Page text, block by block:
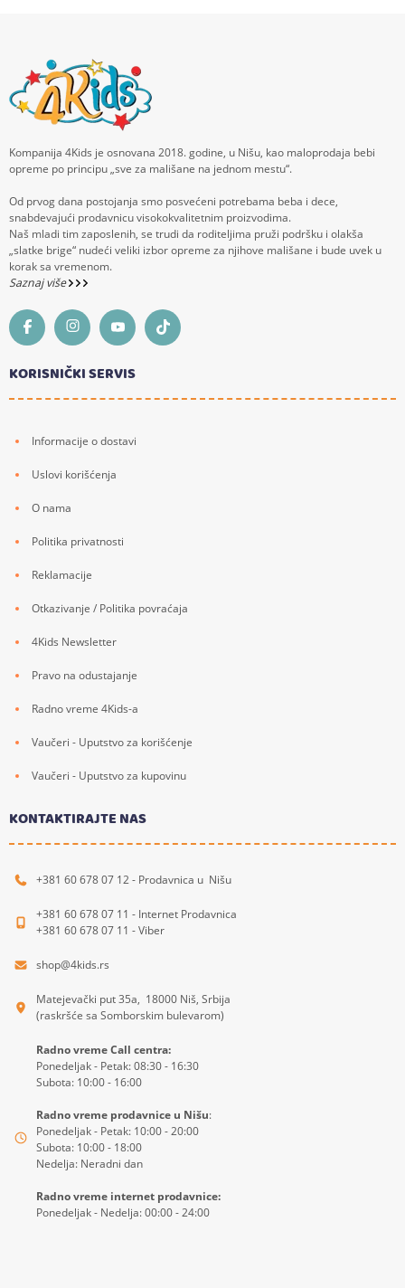
Kompanija 4Kids je osnovana 2018. godine, u Nišu, kao maloprodaja bebi
opreme po principu „sve za mališane na jednom mestu“.
Od prvog dana postojanja smo posvećeni potrebama beba i dece,
snabdevajući prodavnicu visokokvalitetnim proizvodima.
Naš mladi tim zaposlenih, se trudi da roditeljima pruži podršku i olakša
„slatke brige“ nudeći veliki izbor opreme za njihove mališane i bude uvek u
korak sa vremenom.
Saznaj više
KORISNIČKI SERVIS
Informacije o dostavi
Uslovi korišćenja
O nama
Politika privatnosti
Reklamacije
Otkazivanje / Politika povraćaja
4Kids Newsletter
Pravo na odustajanje
Radno vreme 4Kids-a
Vaučeri - Uputstvo za korišćenje
Vaučeri - Uputstvo za kupovinu
KONTAKTIRAJTE NAS
+381 60 678 07 12 - Prodavnica u Nišu
+381 60 678 07 11 - Internet Prodavnica
+381 60 678 07 11 - Viber
shop@4kids.rs
Matejevački put 35a, 18000 Niš, Srbija
(raskršće sa Somborskim bulevarom)
Radno vreme Call centra:
Ponedeljak - Petak: 08:30 - 16:30
Subota: 10:00 - 16:00
Radno vreme prodavnice u Nišu:
Ponedeljak - Petak: 10:00 - 20:00
Subota: 10:00 - 18:00
Nedelja: Neradni dan
Radno vreme internet prodavnice:
Ponedeljak - Nedelja: 00:00 - 24:00